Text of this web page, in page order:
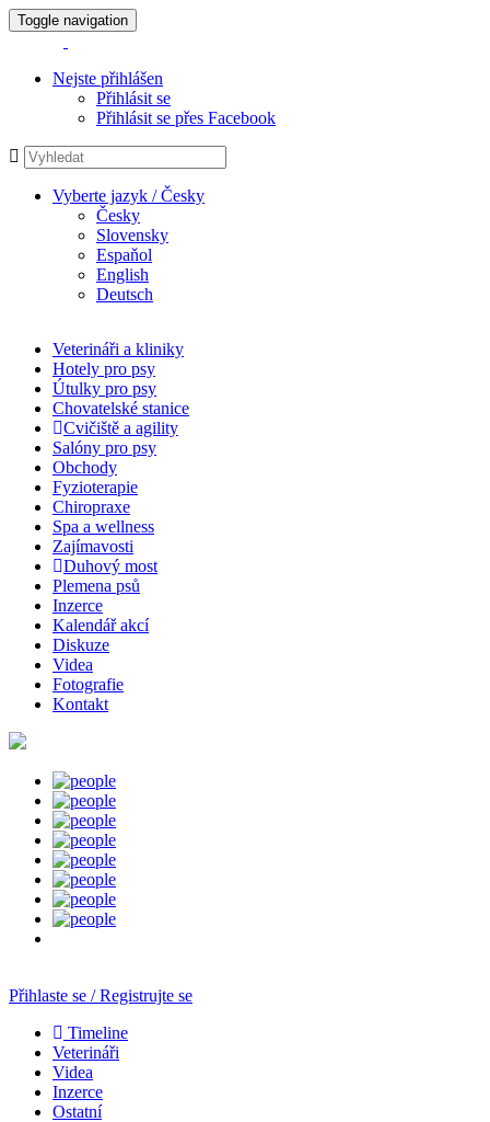
Toggle navigation
Nejste přihlášen
Přihlásit se
Přihlásit se přes Facebook
Vyberte jazyk / Česky
Česky
Slovensky
Espaňol
English
Deutsch
Veterináři a kliniky
Hotely pro psy
Útulky pro psy
Chovatelské stanice
Cvičiště a agility
Salóny pro psy
Obchody
Fyzioterapie
Chiropraxe
Spa a wellness
Zajímavosti
Duhový most
Plemena psů
Inzerce
Kalendář akcí
Diskuze
Videa
Fotografie
Kontakt
Přihlaste se / Registrujte se
Timeline
Veterináři
Videa
Inzerce
Ostatní